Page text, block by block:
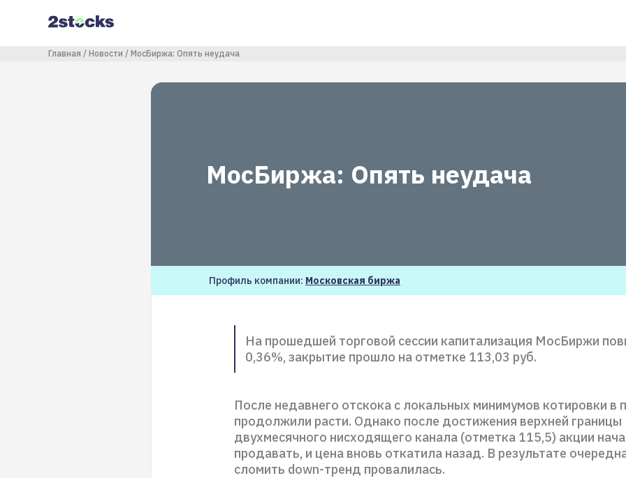
содержанию
Строка навигации
Главная Новости МосБиржа: Опять неудача
МосБиржа: Опять неудача
Профиль компании: Московская биржа
На прошедшей торговой сессии капитализация МосБиржи
0,36%, закрытие прошло на отметке 113,03 руб.
После недавнего отскока с локальных минимумов котировки в
продолжили расти. Однако после достижения верхней границы
двухмесячного нисходящего канала (отметка 115,5) акции
продавать, и цена вновь откатила назад. В результате
сломить down-тренд провалилась.